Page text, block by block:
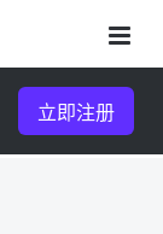
立即注册